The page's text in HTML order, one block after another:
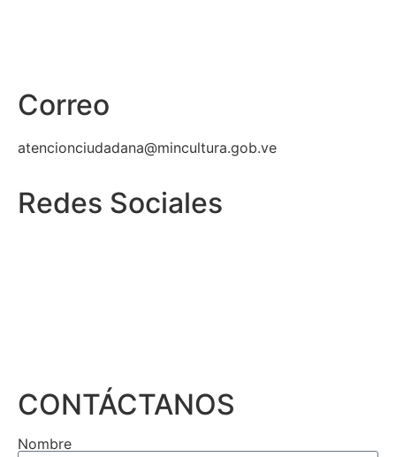
Correo
atencionciudadana@mincultura.gob.ve
Redes Sociales
CONTÁCTANOS
Nombre